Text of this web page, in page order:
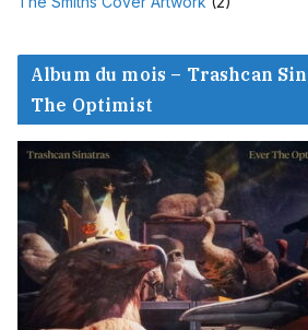
Album du mois – Trashcan
The Optimist